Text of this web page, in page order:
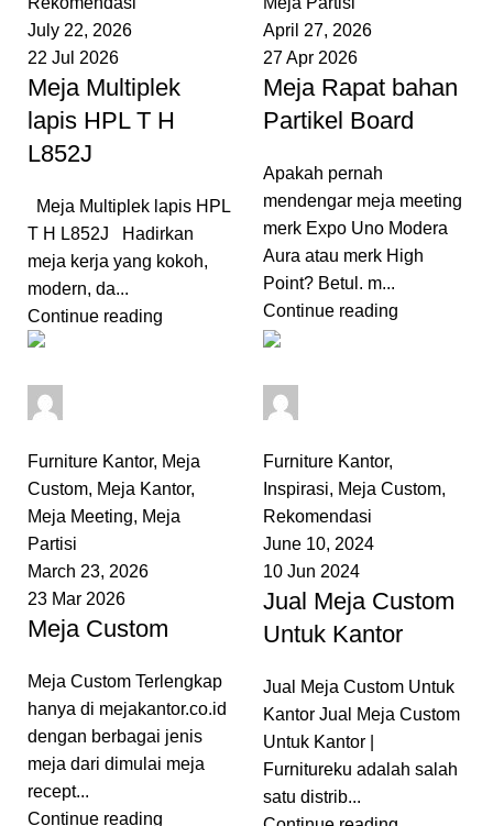
July 22, 2026
22 Jul 2026
Meja Multiplek
lapis HPL T H
L852J
Meja Multiplek lapis HPL
T H L852J Hadirkan
meja kerja yang kokoh,
modern, da...
Continue reading
April 27, 2026
27 Apr 2026
Meja Rapat bahan
Partikel Board
Apakah pernah
mendengar meja meeting
merk Expo Uno Modera
Aura atau merk High
Point? Betul. m...
Continue reading
Furniture Kantor, Meja
Custom, Meja Kantor,
Meja Meeting, Meja
Partisi
March 23, 2026
23 Mar 2026
Meja Custom
Meja Custom Terlengkap
hanya di mejakantor.co.id
dengan berbagai jenis
meja dari dimulai meja
recept...
Continue reading
Furniture Kantor,
Inspirasi, Meja Custom,
Rekomendasi
June 10, 2024
10 Jun 2024
Jual Meja Custom
Untuk Kantor
Jual Meja Custom Untuk
Kantor Jual Meja Custom
Untuk Kantor |
Furnitureku adalah salah
satu distrib...